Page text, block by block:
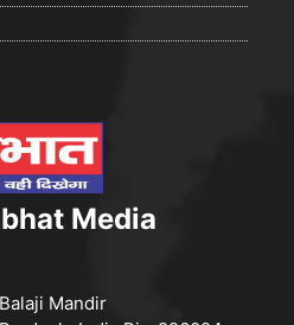
Media
Mandir